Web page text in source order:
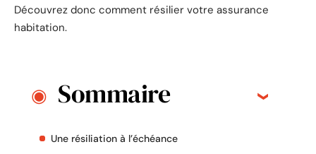
Découvrez donc comment résilier votre assurance
habitation.
Sommaire
Une résiliation à l’échéance